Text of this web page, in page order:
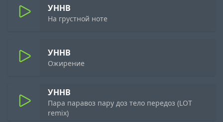
УННВ
На грустной ноте
УННВ
Ожирение
УННВ
Пара паравоз пару доз тело передоз (LOT
remix)